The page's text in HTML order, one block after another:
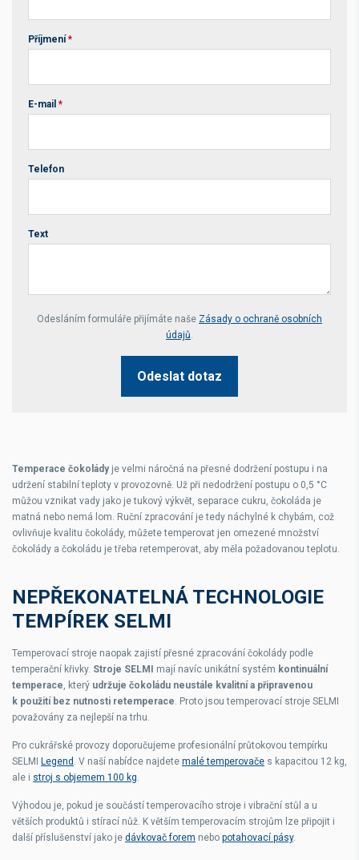
Příjmení *
E-mail *
Telefon
Text
Your website *
Odesláním formuláře přijímáte naše Zásady o ochraně osobních
údajů.
Odeslat dotaz
Temperace čokoládyje velmi náročná na přesné dodržení postupu i na
udržení stabilní teploty v provozovně. Už při nedodržení postupu o 0,5 °C
můžou vznikat vady jako je tukový výkvět, separace cukru, čokoláda je
matná nebo nemá lom. Ruční zpracování je tedy náchylné k chybám, což
ovlivňuje kvalitu čokolády, můžete temperovat jen omezené množství
čokolády a čokoládu je třeba retemperovat, aby měla požadovanou teplotu.
NEPŘEKONATELNÁ TECHNOLOGIE
TEMPÍREK SELMI
Temperovací stroje naopak zajistí přesné zpracování čokolády podle
temperační křivky. Stroje SELMI mají navíc unikátní systém kontinuální
temperace, který udržuje čokoládu neustále kvalitní a připravenou
k použití bez nutnosti retemperace. Proto jsou temperovací stroje SELMI
považovány za nejlepší na trhu.
Pro cukrářské provozy doporučujeme profesionální průtokovou tempírku
SELMI
Legend . V naší nabídce najdete malé temperovače s kapacitou 12 kg,
ale i stroj s objemem 100 kg.
Výhodou je, pokud je součástí temperovacího stroje i vibrační stůl a u
větších produktů i stírací nůž. K větším temperovacím strojům lze připojit i
další příslušenství jako je dávkovač forem nebo potahovací pásy.